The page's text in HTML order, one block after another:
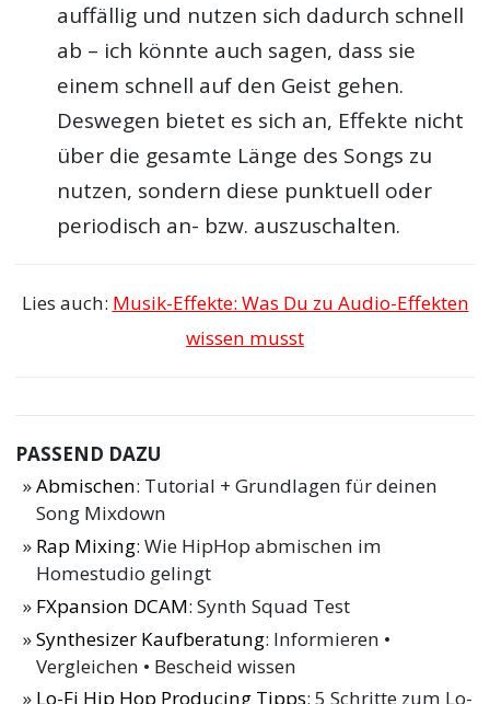
auffällig und nutzen sich dadurch schnell
ab – ich könnte auch sagen, dass sie
einem schnell auf den Geist gehen.
Deswegen bietet es sich an, Effekte nicht
über die gesamte Länge des Songs zu
nutzen, sondern diese punktuell oder
periodisch an- bzw. auszuschalten.
Lies auch: Musik-Effekte: Was Du zu Audio-Effekten
wissen musst
PASSEND DAZU
Abmischen: Tutorial + Grundlagen für deinen
Song Mixdown
Rap Mixing: Wie HipHop abmischen im
Homestudio gelingt
FXpansion DCAM: Synth Squad Test
Synthesizer Kaufberatung: Informieren •
Vergleichen • Bescheid wissen
Lo-Fi Hip Hop Producing Tipps: 5 Schritte zum Lo-